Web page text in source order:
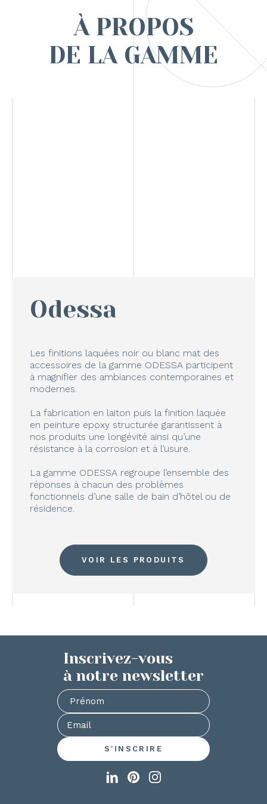
À PROPOS
DE LA GAMME
Odessa
Les finitions laquées noir ou blanc mat des
accessoires de la gamme ODESSA participent
à magnifier des ambiances contemporaines et
modernes.
La fabrication en laiton puis la finition laquée
en peinture epoxy structurée garantissent à
nos produits une longévité ainsi qu’une
résistance à la corrosion et à l’usure.
La gamme ODESSA regroupe l’ensemble des
réponses à chacun des problèmes
fonctionnels d’une salle de bain d’hôtel ou de
résidence.
VOIR LES PRODUITS
Inscrivez-vous
à notre newsletter